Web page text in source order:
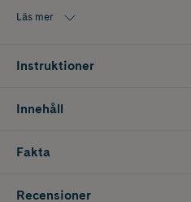
bibehålla normal benstomme.
Formulan är helt fri från artificiella
produkten lättdrucken, och pulvret
växtbaserad dryck.
styrketräning och i en aktiv vardag,
Läs mer
Instruktioner
Innehåll
Fakta
Recensioner